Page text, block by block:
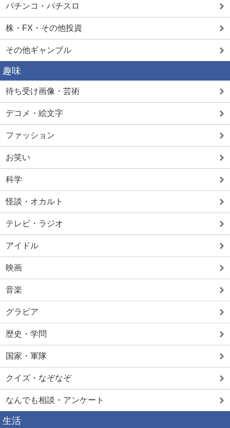
パチンコ・パチスロ
株・FX・その他投資
その他ギャンブル
趣味
待ち受け画像・芸術
デコメ・絵文字
ファッション
お笑い
科学
怪談・オカルト
テレビ・ラジオ
アイドル
映画
音楽
グラビア
歴史・学問
国家・軍隊
クイズ・なぞなぞ
なんでも相談・アンケート
生活